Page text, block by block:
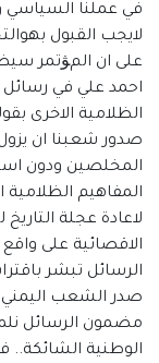
في عملنا السياسي
لايجب القبول
على ان المﯟتمر
احمد علي في
الظلامية الاخرى
صدور شعبنا ان
المخلصين ودون
المفاهيم
لاعادة عجلة
الاقصائية على
الرسائل تبشر
صدر الشعب اليمني
مضمون الرسائل
الوطنية